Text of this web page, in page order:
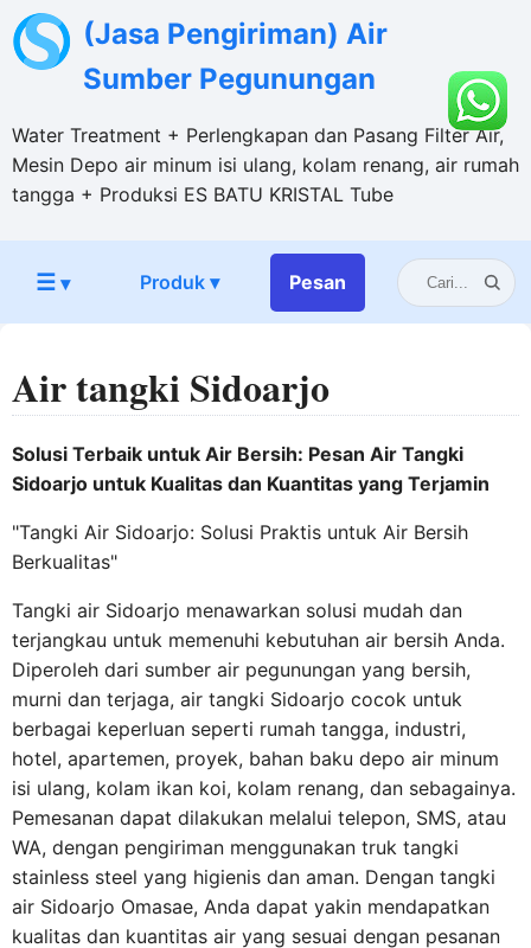
(Jasa Pengiriman) Air
Sumber Pegunungan
Water Treatment + Perlengkapan dan Pasang Filter Air,
Mesin Depo air minum isi ulang, kolam renang, air rumah
tangga + Produksi ES BATU KRISTAL Tube
☰▾ Produk ▾ Pesan
Air tangki Sidoarjo
Solusi Terbaik untuk Air Bersih: Pesan Air Tangki
Sidoarjo untuk Kualitas dan Kuantitas yang Terjamin
"Tangki Air Sidoarjo: Solusi Praktis untuk Air Bersih
Berkualitas"
Tangki air Sidoarjo menawarkan solusi mudah dan
terjangkau untuk memenuhi kebutuhan air bersih Anda.
Diperoleh dari sumber air pegunungan yang bersih,
murni dan terjaga, air tangki Sidoarjo cocok untuk
berbagai keperluan seperti rumah tangga, industri,
hotel, apartemen, proyek, bahan baku depo air minum
isi ulang, kolam ikan koi, kolam renang, dan sebagainya.
Pemesanan dapat dilakukan melalui telepon, SMS, atau
WA, dengan pengiriman menggunakan truk tangki
stainless steel yang higienis dan aman. Dengan tangki
air Sidoarjo Omasae, Anda dapat yakin mendapatkan
kualitas dan kuantitas air yang sesuai dengan pesanan